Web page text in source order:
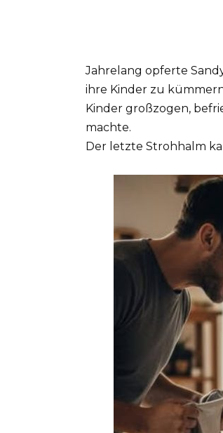
Jahrelang opferte
ihre Kinder zu
Kinder großzogen,
machte.
Der letzte Strohhalm